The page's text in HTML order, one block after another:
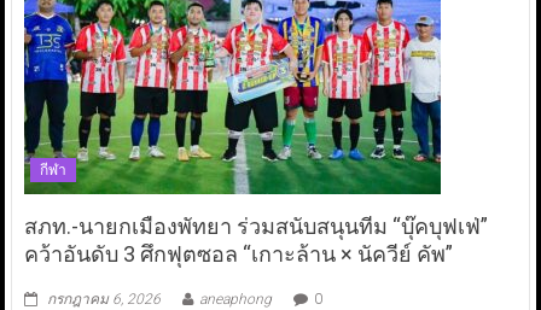
กีฬา
สภท.-นายกเมืองพัทยา ร่วมสนับสนุนทีม “บุ๊คบุฟเฟ่”
คว้าอันดับ 3 ศึกฟุตซอล “เกาะล้าน × นัควีย์ คัพ”
กรกฎาคม 6, 2026 aneaphong 0